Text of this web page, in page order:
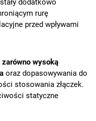
rurę
przed wpływami
wysoką
oraz dopasowywania do
stosowania złączek.
statyczne